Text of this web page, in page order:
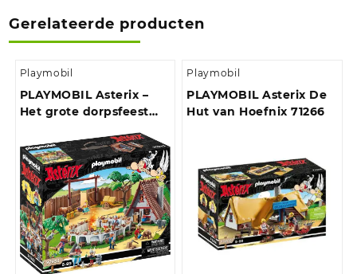
Gerelateerde producten
Playmobil
PLAYMOBIL Asterix –
Het grote dorpsfeest
70931
Playmobil
PLAYMOBIL Asterix De
Hut van Hoefnix 71266